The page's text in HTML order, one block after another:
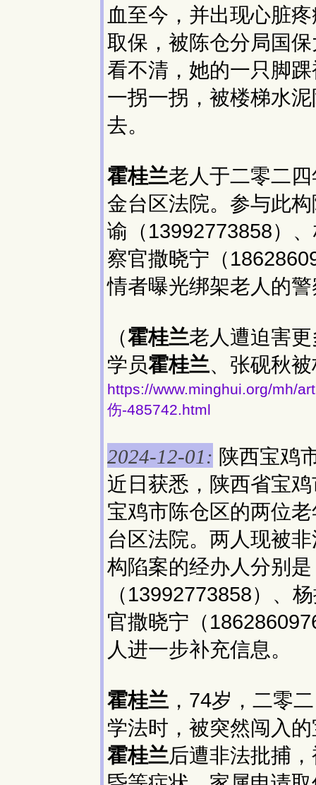
血至今，并出现心脏
取保，被陈仓分局国
看不清，她的一只脚
一拐一拐，被楼梯水
去。
霍桂兰老人于二零二
金台区法院。参与此
谕（13992773858）
察官撒晓宁（
情者曝光绑架老人的
（霍桂兰老人遭迫害
学员霍桂兰、张砚秋
https://www.minghui.org/mh/
伤-485742.html
2024-12-01: 陕西宝鸡
近日获悉，陕西省宝
宝鸡市陈仓区的两位
台区法院。两人现被
构陷案的经办人分别
（13992773858）、
官撒晓宁（
人进一步补充信息。
霍桂兰 ，74岁，二零
学法时，被突然闯入
霍桂兰后遭非法批捕